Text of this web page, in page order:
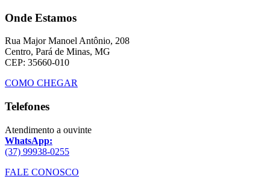
Onde Estamos
Rua Major Manoel Antônio, 208
Centro, Pará de Minas, MG
CEP: 35660-010
COMO CHEGAR
Telefones
Atendimento a ouvinte
WhatsApp:
(37) 99938-0255
FALE CONOSCO